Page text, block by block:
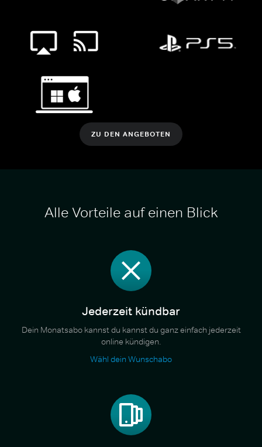
ZU DEN ANGEBOTEN
Alle Vorteile auf einen Blick
Jederzeit kündbar
Dein Monatsabo kannst du kannst du ganz einfach jederzeit
online kündigen.
Wähl dein Wunschabo